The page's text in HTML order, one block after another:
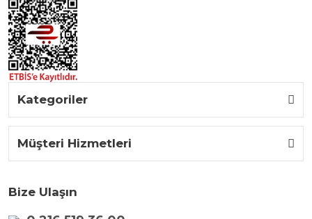
Kategoriler
Müşteri Hizmetleri
Bize Ulaşın